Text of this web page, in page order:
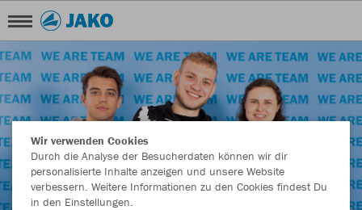
Wir verwenden Cookies
Durch die Analyse der Besucherdaten können wir dir
personalisierte Inhalte anzeigen und unsere Website
verbessern. Weitere Informationen zu den Cookies findest Du
in den Einstellungen.